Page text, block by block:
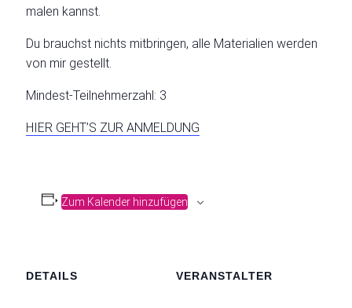
malen kannst.
Du brauchst nichts mitbringen, alle Materialien werden
von mir gestellt.
Mindest-Teilnehmerzahl: 3
HIER GEHT’S ZUR ANMELDUNG
Zum Kalender hinzufügen
DETAILS VERANSTALTER